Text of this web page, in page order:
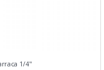
1/4"